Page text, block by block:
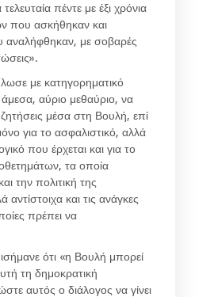
πέντε με έξι χρόνια
που ασκήθηκαν και
με σοβαρές
με κατηγορηματικό
αύριο μεθαύριο, να
μέσα στη Βουλή, επί
για το ασφαλιστικό, αλλά
που έρχεται και για το
τα οποία
την πολιτική της
και τις ανάγκες
πρέπει να
ότι «η Βουλή μπορεί
τη δημοκρατική
αυτός ο διάλογος να γίνει